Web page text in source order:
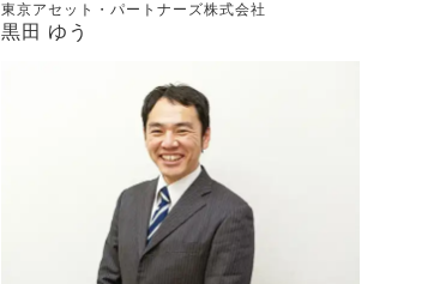
東京アセット・パートナーズ株式会社
黒田 ゆう